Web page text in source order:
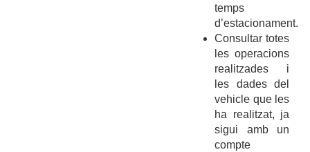
temps
d’estacionament.
Consultar totes
les operacions
realitzades i
les dades del
vehicle que les
ha realitzat, ja
sigui amb un
compte